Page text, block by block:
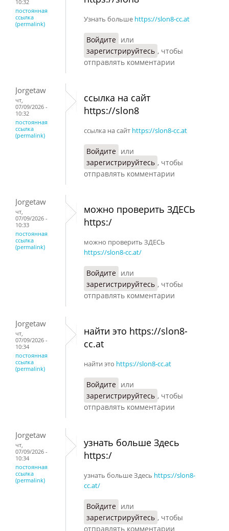
10:32
постоянная
ссылка
(permalink)
Узнать больше https://slon8-cc.at
Войдите или
зарегистрируйтесь , чтобы
отправлять комментарии
Jorgetaw
чт,
07/09/2026 -
10:32
постоянная
ссылка
(permalink)
ссылка на сайт
https://slon8
ссылка на сайт https://slon8-cc.at
Войдите или
зарегистрируйтесь , чтобы
отправлять комментарии
Jorgetaw
чт,
07/09/2026 -
10:33
постоянная
ссылка
(permalink)
можно проверить ЗДЕСЬ
https:/
можно проверить ЗДЕСЬ
https://slon8-cc.at/
Войдите или
зарегистрируйтесь , чтобы
отправлять комментарии
Jorgetaw
чт,
07/09/2026 -
10:34
постоянная
ссылка
(permalink)
найти это https://slon8-
cc.at
найти это https://slon8-cc.at
Войдите или
зарегистрируйтесь , чтобы
отправлять комментарии
Jorgetaw
чт,
07/09/2026 -
10:34
постоянная
ссылка
(permalink)
узнать больше Здесь
https:/
узнать больше Здесь https://slon8-
cc.at/
Войдите или
зарегистрируйтесь , чтобы
отправлять комментарии